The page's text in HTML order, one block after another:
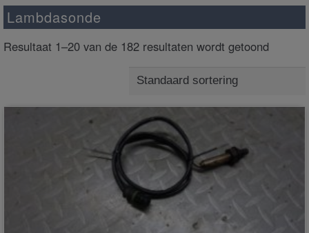
Lambdasonde
Resultaat 1–20 van de 182 resultaten wordt getoond